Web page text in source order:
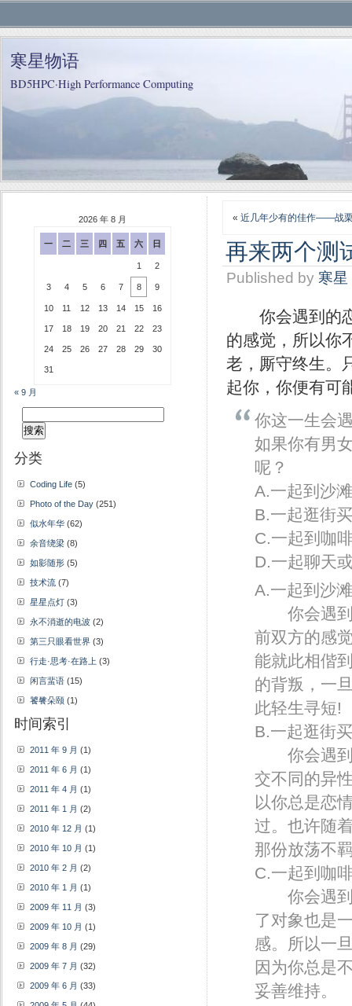
寒星物语
BD5HPC·High Performance Computing
« 近几年少有的佳作——战
再来两个测
Published by 寒星
你会遇到的恋
的感觉，所以你
老，厮守终生。
起你，你便有可
你这一生会
如果你有男
呢？
A.一起到沙
B.一起逛街
C.一起到咖
D.一起聊天
A.一起到沙
你会遇到
前双方的感
能就此相偕
的背叛，一
此轻生寻短!
B.一起逛街
你会遇到
交不同的异
以你总是恋
过。也许随
那份放荡不
C.一起到咖
你会遇到
了对象也是
感。所以一
因为你总是
妥善维持。
2026 年 8 月
一 二 三 四 五 六 日
1 2
3 4 5 6 7 8 9
10 11 12 13 14 15 16
17 18 19 20 21 22 23
24 25 26 27 28 29 30
31
« 9 月
索：
分类
Coding Life (5)
Photo of the Day (251)
似水年华 (62)
余音绕梁 (8)
如影随形 (5)
技术流 (7)
星星点灯 (3)
永不消逝的电波 (2)
第三只眼看世界 (3)
行走·思考·在路上 (3)
闲言蜚语 (15)
饕餮朵颐 (1)
时间索引
2011 年 9 月 (1)
2011 年 6 月 (1)
2011 年 4 月 (1)
2011 年 1 月 (2)
2010 年 12 月 (1)
2010 年 10 月 (1)
2010 年 2 月 (2)
2010 年 1 月 (1)
2009 年 11 月 (3)
2009 年 10 月 (1)
2009 年 8 月 (29)
2009 年 7 月 (32)
2009 年 6 月 (33)